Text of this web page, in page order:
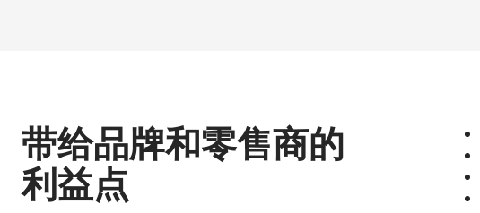
带给品牌和零售商的
利益点